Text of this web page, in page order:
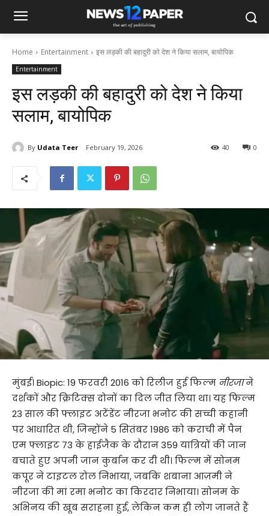
Home Entertainment इस लड़की की बहादुरी को देश ने किया सलाम, बायोपिक
Entertainment
इस लड़की की बहादुरी को देश ने किया
सलाम, बायोपिक
By Udata Teer February 19, 2026 0
40
मुंबई। Biopic: 19 फरवरी 2016 को रिलीज हुई फिल्म नीरजाने
दर्शकों और क्रिटिक्स दोनों का दिल जीत लिया था। यह फिल्म
23 साल की फ्लाइट अटेंडेंट नीरजा भनोट की सच्ची कहानी
पर आधारित थी, जिन्होंने 5 सितंबर 1986 को कराची में पैन
एम फ्लाइट 73 के हाईजैक के दौरान 359 यात्रियों की जान
बचाते हुए अपनी जान कुर्बान कर दी थी। फिल्म में सोनम
कपूर ने टाइटल रोल निभाया, जबकि शबाना आज़मी ने
नीरजा की मां रमा भनोट का किरदार निभाया। सोनम के
अभिनय की खूब सराहना हुई, लेकिन कम ही लोग जानते हैं